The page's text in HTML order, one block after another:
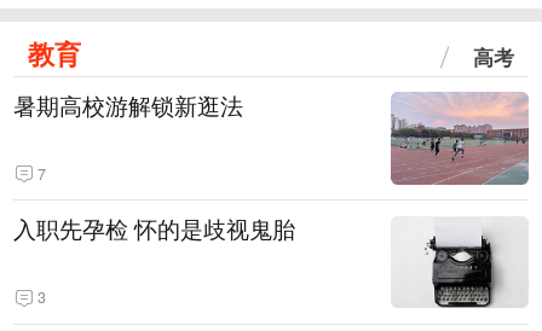
教育 高考
暑期高校游解锁新逛法
7
入职先孕检 怀的是歧视鬼胎
3